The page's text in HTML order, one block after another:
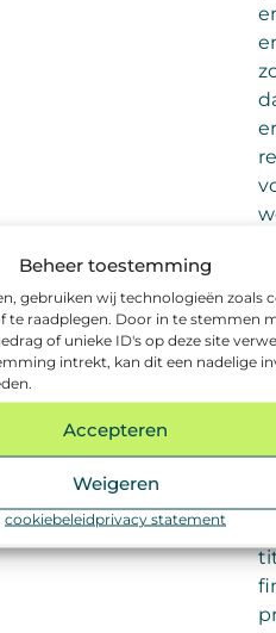
Beheer toestemming
gebruiken wij technologieën zoals
te raadplegen. Door in te stemmen
of unieke ID's op deze site
intrekt, kan dit een nadelige
Accepteren
Weigeren
cookiebeleidprivacy statement
er